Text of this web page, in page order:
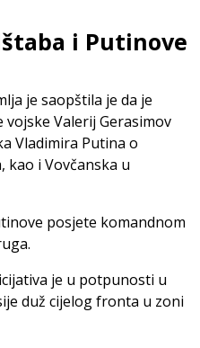
i Putinove
je saopštila je da je
Valerij Gerasimov
Vladimira Putina o
kao i Vovčanska u
posjete komandnom
je u potpunosti u
duž cijelog fronta u zoni